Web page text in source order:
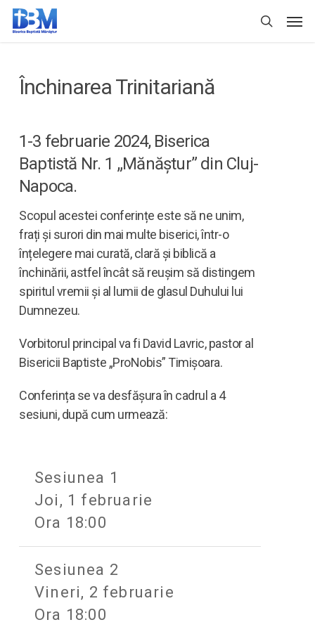
Skip
search
Închinarea Trinitariană
1-3 februarie 2024, Biserica
Baptistă Nr. 1 „Mănăștur” din Cluj-
Napoca.
Scopul acestei conferințe este să ne unim,
frați și surori din mai multe biserici, într-o
înțelegere mai curată, clară și biblică a
închinării, astfel încât să reușim să distingem
spiritul vremii și al lumii de glasul Duhului lui
Dumnezeu.
Vorbitorul principal va fi David Lavric, pastor al
Bisericii Baptiste „ProNobis” Timișoara.
Conferința se va desfășura în cadrul a 4
sesiuni, după cum urmează:
Sesiunea 1
Joi, 1 februarie
Ora 18:00
Sesiunea 2
Vineri, 2 februarie
Ora 18:00